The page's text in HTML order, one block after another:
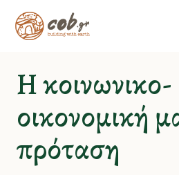
Η κοινωνικο-
οικονομική
πρόταση